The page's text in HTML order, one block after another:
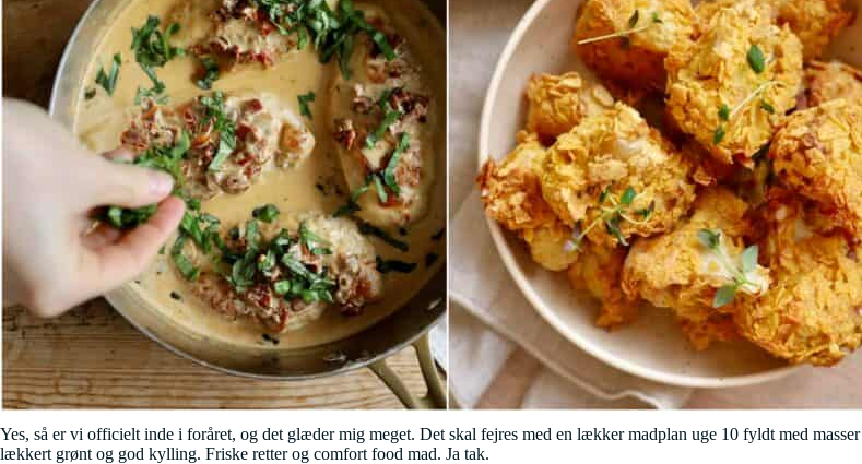
Yes, så er vi officielt inde i foråret, og det glæder mig meget. Det skal fejres med en lækker madplan uge 10 fyldt med
lækkert grønt og god kylling. Friske retter og comfort food mad. Ja tak.